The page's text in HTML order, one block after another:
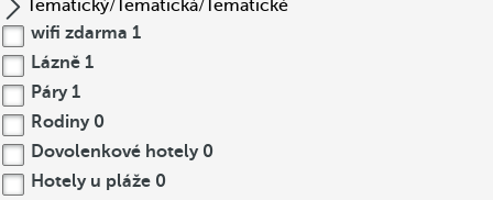
Tematický/Tematická/Tematické
wifi zdarma 1
Lázně 1
Páry 1
Rodiny 0
Dovolenkové hotely 0
Hotely u pláže 0